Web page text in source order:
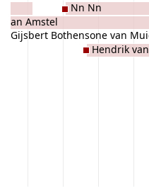
van Amstel
Gijsbert Bothensone van
Nn Nn
Hendrik